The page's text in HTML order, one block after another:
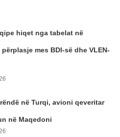
hiqet nga tabelat në
mes BDI-së dhe VLEN-
në Turqi, avioni qeveritar
në Maqedoni